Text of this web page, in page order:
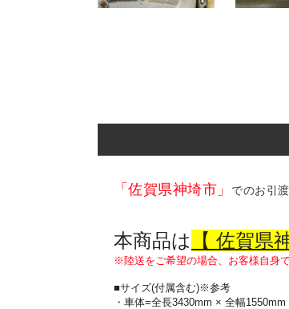
「佐賀県神埼市」 でのお引
本商品は 【 佐賀県
※陸送をご希望の場合、お客様自身
■サイズ(付属含む)※参考
・車体=全長3430mm × 全幅